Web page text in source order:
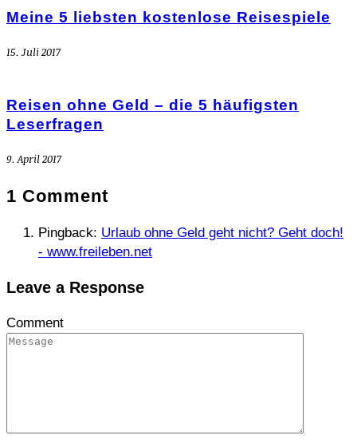
Meine 5 liebsten kostenlose Reisespiele
15. Juli 2017
Reisen ohne Geld – die 5 häufigsten
Leserfragen
9. April 2017
1 Comment
Pingback: Urlaub ohne Geld geht nicht? Geht doch!
- www.freileben.net
Leave a Response
Comment